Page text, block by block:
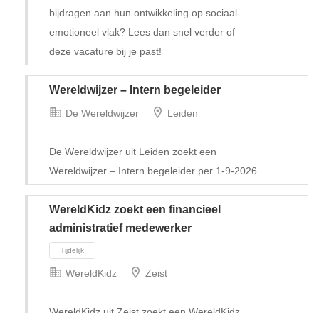
Tijdelijk met uitzicht op vast
bijdragen aan hun ontwikkeling op sociaal-
emotioneel vlak? Lees dan snel verder of
deze vacature bij je past!
Wereldwijzer – Intern begeleider
De Wereldwijzer Leiden
De Wereldwijzer uit Leiden zoekt een
Wereldwijzer – Intern begeleider per 1-9-2026
WereldKidz zoekt een financieel
administratief medewerker
WereldKidz Zeist